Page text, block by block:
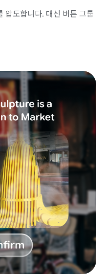
압도합니다. 대신 버튼 그룹